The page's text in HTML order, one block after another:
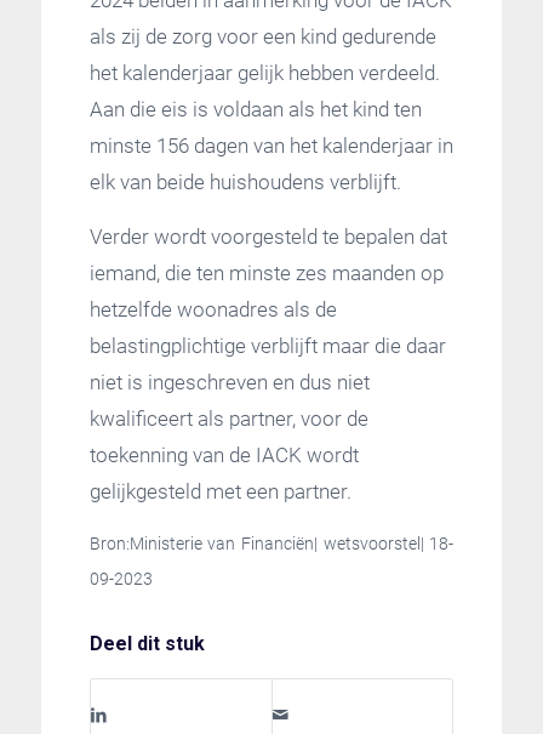
als zij de zorg voor een kind gedurende
het kalenderjaar gelijk hebben verdeeld.
Aan die eis is voldaan als het kind ten
minste 156 dagen van het kalenderjaar in
elk van beide huishoudens verblijft.
Verder wordt voorgesteld te bepalen dat
iemand, die ten minste zes maanden op
hetzelfde woonadres als de
belastingplichtige verblijft maar die daar
niet is ingeschreven en dus niet
kwalificeert als partner, voor de
toekenning van de IACK wordt
gelijkgesteld met een partner.
Bron:Ministerie van Financiën| wetsvoorstel| 18-
09-2023
Deel dit stuk